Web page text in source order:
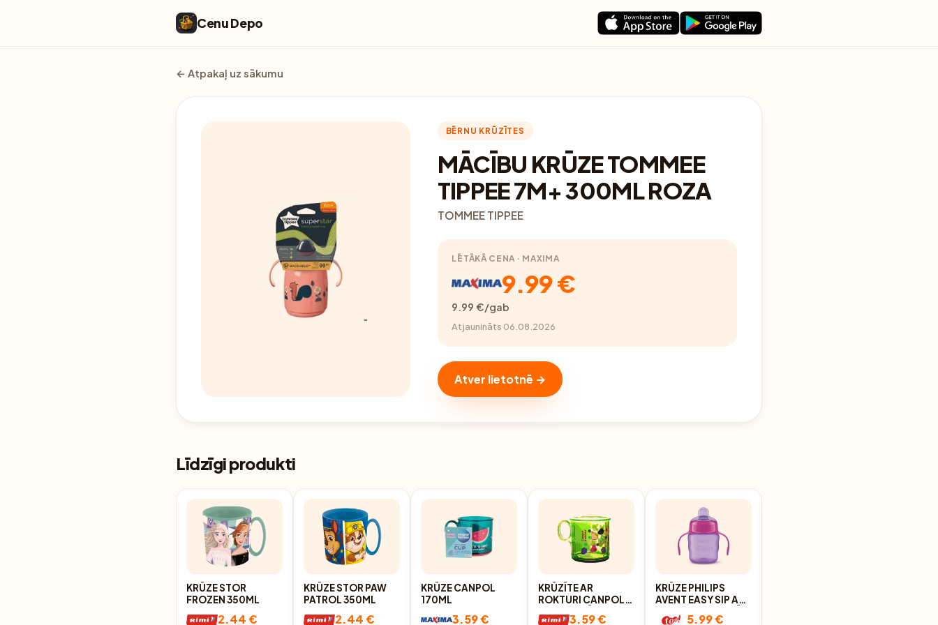
Cenu Depo
← Atpakaļ uz sākumu
BĒRNU KRŪZĪTES
MĀCĪBU KRŪZE TOMMEE
TIPPEE 7M+ 300ML ROZA
TOMMEE TIPPEE
LĒTĀKĀ CENA · MAXIMA
9.99 €
9.99 €/gab
Atjaunināts 06.08.2026
Atver lietotnē →
Līdzīgi produkti
KRŪZE STOR
FROZEN 350ML
2.44 €
KRŪZE STOR PAW
PATROL 350ML
2.44 €
KRŪZE CANPOL
170ML
3.59 €
KRŪZĪTE AR
ROKTURI CANPOL
3.59 €
KRŪZE PHILIPS
AVENT EASY SIP AR
5.99 €